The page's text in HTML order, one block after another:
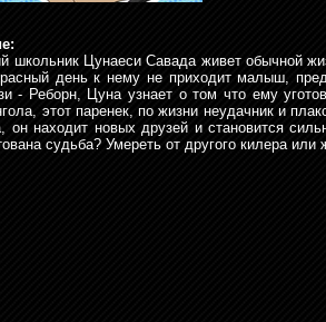
школьник Цунаеси Савада живет обычной
день к нему не приходит малыш,
- Реборн, Цуна узнает о том что ему
этот паренек, по жизни неудачник и
он находит новых друзей и становится
судьба? Умереть от другого килера или